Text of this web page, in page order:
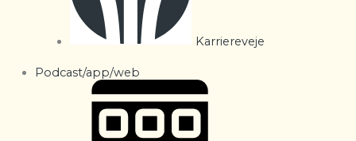
Karriereveje
Podcast/app/web